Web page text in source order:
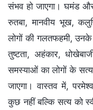
संभव हो जाएगा। घमंड और
रुतबा, मानवीय भूख,
लोगों की गलतफहमी,
तुष्टता, अहंकार,
समस्याओं का लोगों के
जाएगा। वास्तव में,
कुछ नहीं बल्कि सत्य को